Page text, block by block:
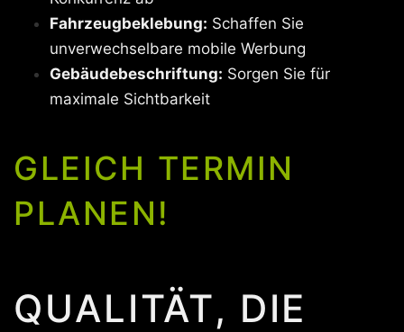
Fahrzeugbeklebung: Schaffen Sie
unverwechselbare mobile Werbung
Gebäudebeschriftung: Sorgen Sie für
maximale Sichtbarkeit
GLEICH TERMIN
PLANEN!
QUALITÄT, DIE